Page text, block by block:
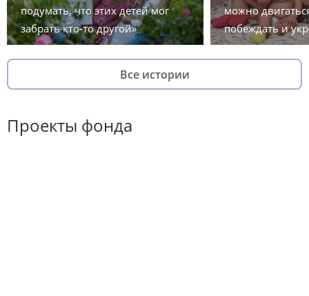
подумать, что этих детей мог
забрать кто-то другой»
можно
побеждать и
Все истории
Проекты фонда